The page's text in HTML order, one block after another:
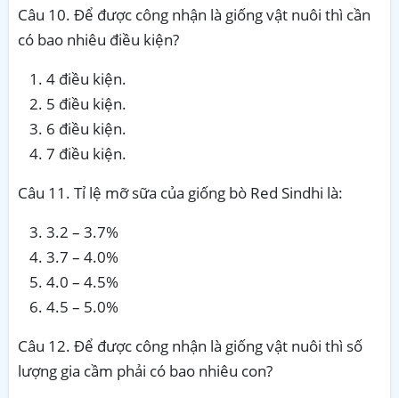
Câu 10. Để được công nhận là giống vật nuôi thì cần
có bao nhiêu điều kiện?
4 điều kiện.
5 điều kiện.
6 điều kiện.
7 điều kiện.
Câu 11. Tỉ lệ mỡ sữa của giống bò Red Sindhi là:
3.2 – 3.7%
3.7 – 4.0%
4.0 – 4.5%
4.5 – 5.0%
Câu 12. Để được công nhận là giống vật nuôi thì số
lượng gia cầm phải có bao nhiêu con?